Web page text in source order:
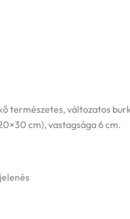
természetes, változatos
cm), vastagsága 6 cm.